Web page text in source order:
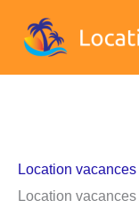
Location vacances
Location vacances